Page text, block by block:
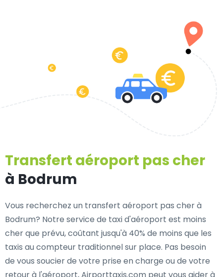
Transfert aéroport pas cher
à Bodrum
Vous recherchez un transfert aéroport pas cher à
Bodrum? Notre service de taxi d'aéroport est moins
cher que prévu, coûtant jusqu'à 40% de moins que les
taxis au compteur traditionnel sur place. Pas besoin
de vous soucier de votre prise en charge ou de votre